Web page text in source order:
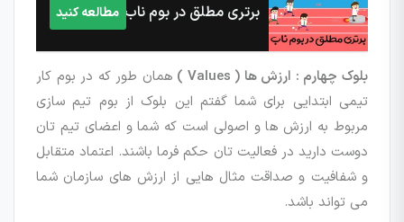
برتری مطلق در بوم ناب مطالعه کنید
بلوک چهارم : ارزش ها ( Values )
همان طور که در بوم کار
تیمی ابتدایی برای شما گفتم این بلوک از بوم تیم سازی
مربوط به ارزش ها و اصولی است که شما و اعضای تیم تان
دوست دارید در فعالیت تان حکم فرما باشند. اعتماد متقابل
و شفافیت و صداقت مثال هایی از ارزش های سازمان شما
می تواند باشد.